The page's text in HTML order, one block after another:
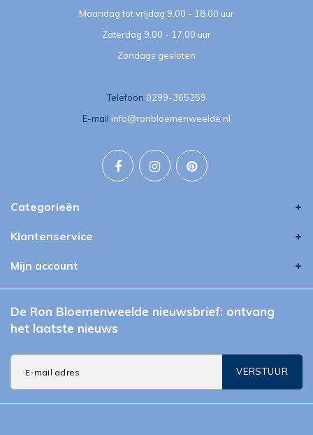
Maandag tot vrijdag 9.00 - 18.00 uur
Zaterdag 9.00 - 17.00 uur
Zondags gesloten
Telefoon 0299-365259
E-mail info@ronbloemenweelde.nl
Categorieën
Klantenservice
Mijn account
De Ron Bloemenweelde nieuwsbrief: ontvang
het laatste nieuws
VERSTUUR